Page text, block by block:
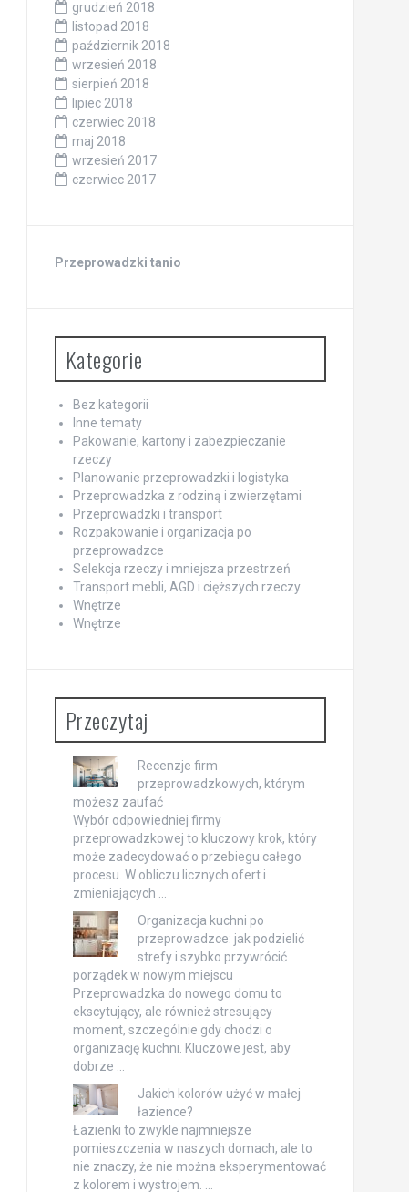
grudzień 2018
listopad 2018
październik 2018
wrzesień 2018
sierpień 2018
lipiec 2018
czerwiec 2018
maj 2018
wrzesień 2017
czerwiec 2017
Przeprowadzki tanio
Kategorie
Bez kategorii
Inne tematy
Pakowanie, kartony i zabezpieczanie
rzeczy
Planowanie przeprowadzki i logistyka
Przeprowadzka z rodziną i zwierzętami
Przeprowadzki i transport
Rozpakowanie i organizacja po
przeprowadzce
Selekcja rzeczy i mniejsza przestrzeń
Transport mebli, AGD i cięższych rzeczy
Wnętrze
Wnętrze
Przeczytaj
Recenzje firm
przeprowadzkowych, którym
możesz zaufać
Wybór odpowiedniej firmy
przeprowadzkowej to kluczowy krok, który
może zadecydować o przebiegu całego
procesu. W obliczu licznych ofert i
zmieniających …
Organizacja kuchni po
przeprowadzce: jak podzielić
strefy i szybko przywrócić
porządek w nowym miejscu
Przeprowadzka do nowego domu to
ekscytujący, ale również stresujący
moment, szczególnie gdy chodzi o
organizację kuchni. Kluczowe jest, aby
dobrze …
Jakich kolorów użyć w małej
łazience?
Łazienki to zwykle najmniejsze
pomieszczenia w naszych domach, ale to
nie znaczy, że nie można eksperymentować
z kolorem i wystrojem. …